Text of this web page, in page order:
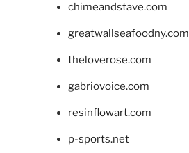
chimeandstave.com
greatwallseafoodny.com
theloverose.com
gabriovoice.com
resinflowart.com
p-sports.net